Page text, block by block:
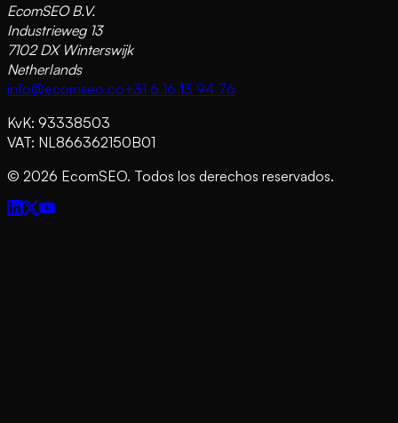
EcomSEO B.V.
Industrieweg 13
7102 DX Winterswijk
Netherlands
info@ecomseo.co+31 6 16 13 94 76
KvK: 93338503
VAT: NL866362150B01
© 2026 EcomSEO. Todos los derechos reservados.